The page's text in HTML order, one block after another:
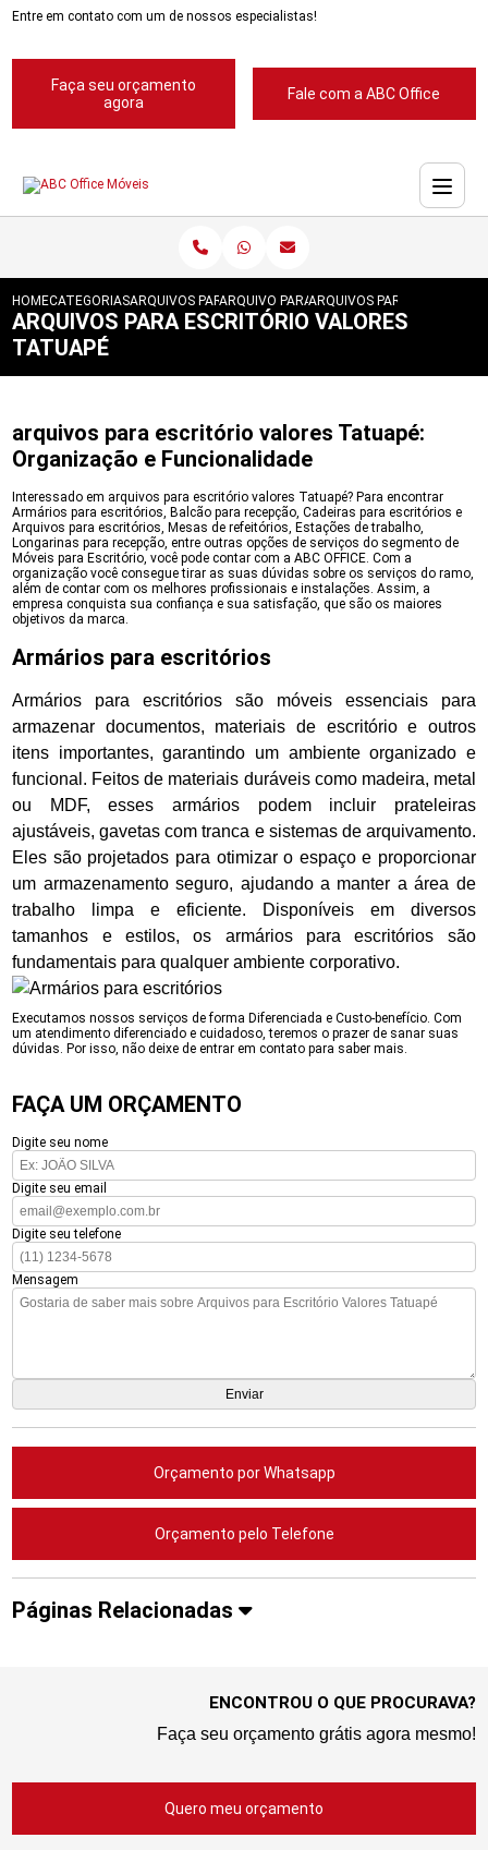
Entre em contato com um de nossos especialistas!
Faça seu orçamento
agora
Fale com a ABC Office
HOMECATEGORIASARQUIVOS PARA ESCRITORIOS
ARQUIVO PARA ESCRITORIO
ARQUIVOS PARA
ARQUIVOS PARA ESCRITÓRIO VALORES
TATUAPÉ
arquivos para escritório valores Tatuapé:
Organização e Funcionalidade
Interessado em arquivos para escritório valores Tatuapé? Para encontrar
Armários para escritórios, Balcão para recepção, Cadeiras para escritórios e
Arquivos para escritórios, Mesas de refeitórios, Estações de trabalho,
Longarinas para recepção, entre outras opções de serviços do segmento de
Móveis para Escritório, você pode contar com a ABC OFFICE. Com a
organização você consegue tirar as suas dúvidas sobre os serviços do ramo,
além de contar com os melhores profissionais e instalações. Assim, a
empresa conquista sua confiança e sua satisfação, que são os maiores
objetivos da marca.
Armários para escritórios
Armários para escritórios são móveis essenciais para
armazenar documentos, materiais de escritório e outros
itens importantes, garantindo um ambiente organizado e
funcional. Feitos de materiais duráveis como madeira, metal
ou MDF, esses armários podem incluir prateleiras
ajustáveis, gavetas com tranca e sistemas de arquivamento.
Eles são projetados para otimizar o espaço e proporcionar
um armazenamento seguro, ajudando a manter a área de
trabalho limpa e eficiente. Disponíveis em diversos
tamanhos e estilos, os armários para escritórios são
fundamentais para qualquer ambiente corporativo.
Executamos nossos serviços de forma Diferenciada e Custo-benefício. Com
um atendimento diferenciado e cuidadoso, teremos o prazer de sanar suas
dúvidas. Por isso, não deixe de entrar em contato para saber mais.
FAÇA UM ORÇAMENTO
Digite seu nome
Digite seu email
Digite seu telefone
Mensagem
Orçamento por Whatsapp
Orçamento pelo Telefone
Páginas Relacionadas
ENCONTROU O QUE PROCURAVA?
Faça seu orçamento grátis agora mesmo!
Quero meu orçamento